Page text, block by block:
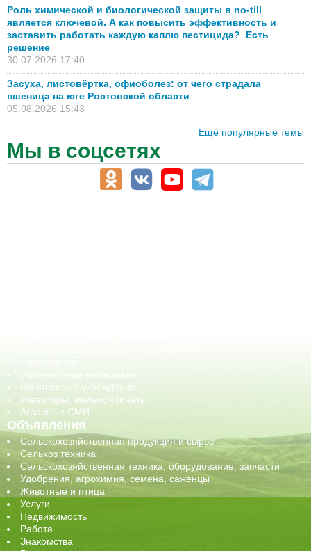
Роль химической и биологической защиты в no-till
является ключевой. А как повысить эффективность и
заставить работать каждую каплю пестицида? Есть
решение
30.07.2026 17:40
Засуха, листовёртка, офиоболез: от чего страдала
пшеница на юге Ростовской области
05.08.2026 15:43
Ещё популярные темы
Мы в соцсетях
строительные материалы
финансовые учреждения
элеваторы, мелькомбинаты
Аграрные СМИ
Объявления
Сельскохозяйственная продукция и сырье
Сельхоз техника
Сельскохозяйственная техника, оборудование, запчасти
Удобрения, агрохимия, семена, саженцы
Животные и птица
Услуги
Недвижимость
Работа
Знакомства